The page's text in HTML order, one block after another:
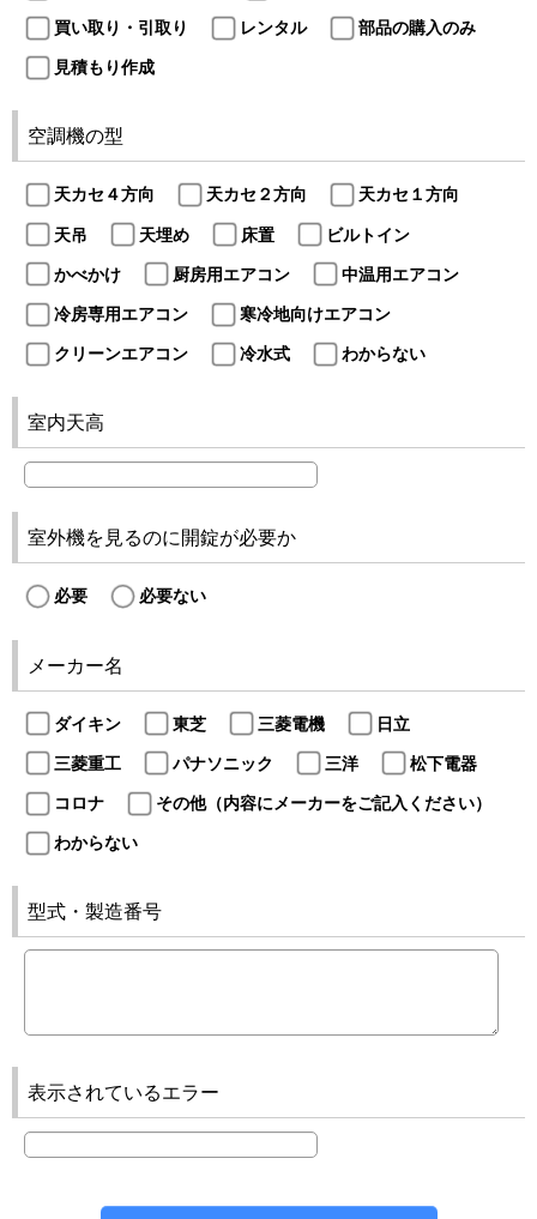
買い取り・引取り
レンタル
部品の購入のみ
見積もり作成
空調機の型
天カセ４方向 天カセ２方向
天カセ１方向
天吊
天埋め 床置
ビルトイン
かべかけ
厨房用エアコン
中温用エアコン
冷房専用エアコン
寒冷地向けエアコン
クリーンエアコン
冷水式 わからない
室内天高
室外機を見るのに開錠が必要か
必要 必要ない
メーカー名
ダイキン 東芝 三菱電機
日立
三菱重工
パナソニック 三洋
松下電器
コロナ
その他（内容にメーカーをご記入ください）
わからない
型式・製造番号
表示されているエラー